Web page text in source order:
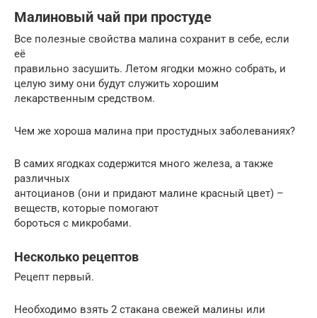
Малиновый чай при простуде
Все полезные свойства малина сохранит в себе, если
её
правильно засушить. Летом ягодки можно собрать, и
целую зиму они будут служить хорошим
лекарственным средством.
Чем же хороша малина при простудных заболеваниях?
В самих ягодках содержится много железа, а также
различных
антоцианов (они и придают малине красный цвет) –
веществ, которые помогают
бороться с микробами.
Несколько рецептов
Рецепт первый.
Необходимо взять 2 стакана свежей малины или